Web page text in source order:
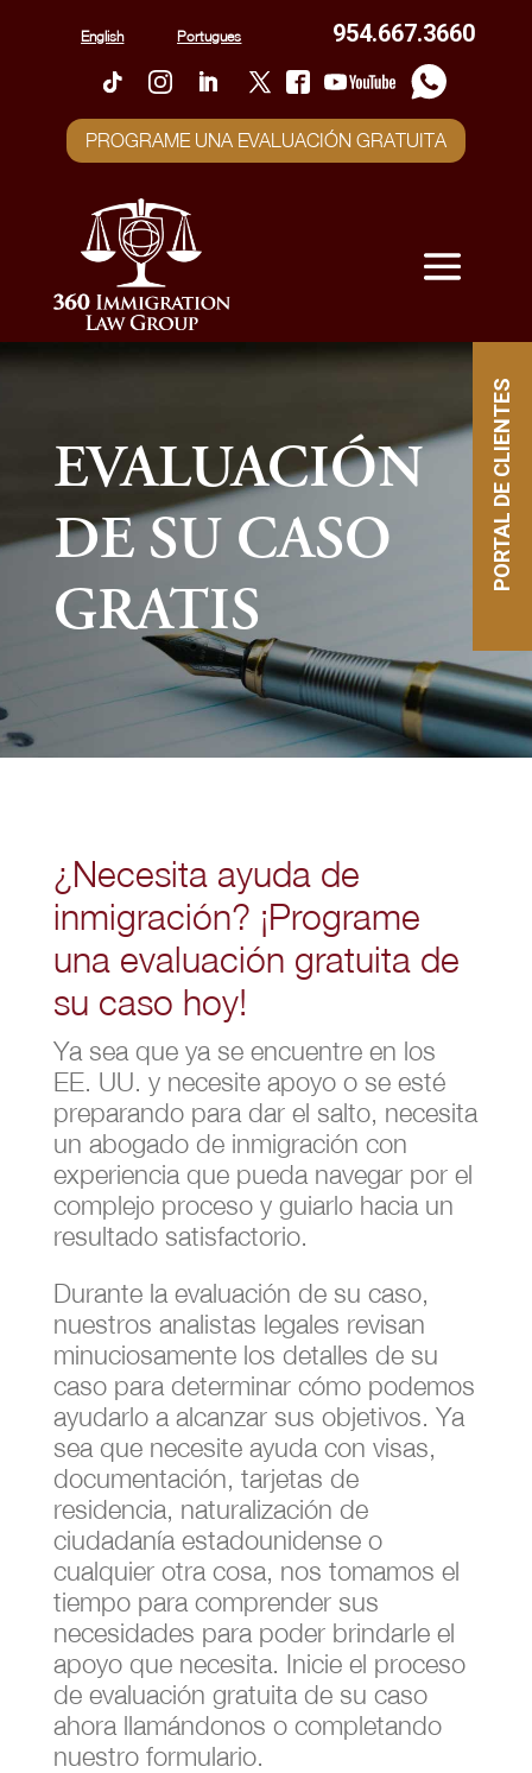
English Portugues 954.667.3660
PROGRAME UNA EVALUACIÓN GRATUITA
EVALUACIÓN
DE SU CASO
GRATIS
¿Necesita ayuda de
inmigración? ¡Programe
una evaluación gratuita de
su caso hoy!
Ya sea que ya se encuentre en los
EE. UU. y necesite apoyo o se esté
preparando para dar el salto, necesita
un abogado de inmigración con
experiencia que pueda navegar por el
complejo proceso y guiarlo hacia un
resultado satisfactorio.
Durante la evaluación de su caso,
nuestros analistas legales revisan
minuciosamente los detalles de su
caso para determinar cómo podemos
ayudarlo a alcanzar sus objetivos. Ya
sea que necesite ayuda con visas,
documentación, tarjetas de
residencia, naturalización de
ciudadanía estadounidense o
cualquier otra cosa, nos tomamos el
tiempo para comprender sus
necesidades para poder brindarle el
apoyo que necesita. Inicie el proceso
de evaluación gratuita de su caso
ahora llamándonos o completando
nuestro formulario.
PORTAL DE CLIENTES